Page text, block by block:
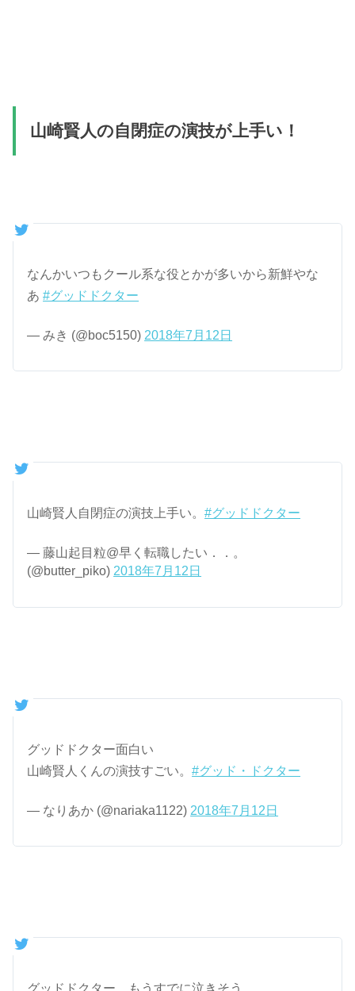
山崎賢人の自閉症の演技が上手い！
なんかいつもクール系な役とかが多いから新鮮やな
あ#グッドドクター
— みき (@boc5150) 2018年7月12日
山崎賢人自閉症の演技上手い。#グッドドクター
— 藤山起目粒@早く転職したい．．。
(@butter_piko) 2018年7月12日
グッドドクター面白い
山崎賢人くんの演技すごい。#グッド・ドクター
— なりあか (@nariaka1122) 2018年7月12日
グッドドクター、もうすでに泣きそう。